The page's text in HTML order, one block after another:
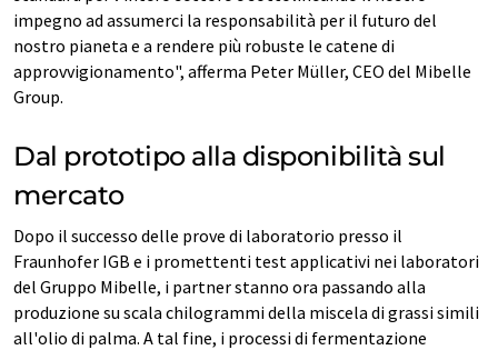
impegno ad assumerci la responsabilità per il futuro del
nostro pianeta e a rendere più robuste le catene di
approvvigionamento", afferma Peter Müller, CEO del Mibelle
Group.
Dal prototipo alla disponibilità sul
mercato
Dopo il successo delle prove di laboratorio presso il
Fraunhofer IGB e i promettenti test applicativi nei laboratori
del Gruppo Mibelle, i partner stanno ora passando alla
produzione su scala chilogrammi della miscela di grassi simili
all'olio di palma. A tal fine, i processi di fermentazione